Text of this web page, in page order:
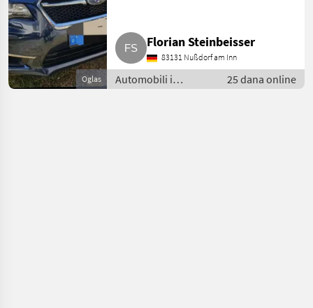
Oglas
Florian Steinbeisser
83131 Nußdorf am Inn
Automobili i
motocikli / Limuzine
25 dana online